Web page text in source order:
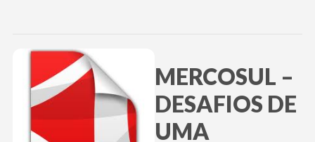
MERCOSUL –
DESAFIOS DE
UMA